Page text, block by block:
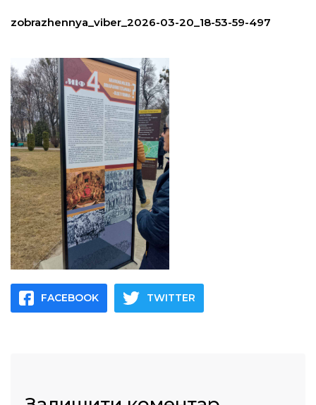
zobrazhennya_viber_2026-03-20_18-53-59-497
FACEBOOK TWITTER